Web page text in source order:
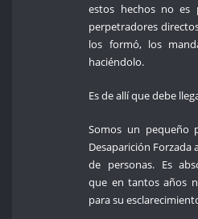
estos hechos no es
perpetradores
los formó, los
haciéndolo.
Es de allí que debe
Somos un pequeño
Desaparición Forzada
de personas. Es
que en tantos años
para su